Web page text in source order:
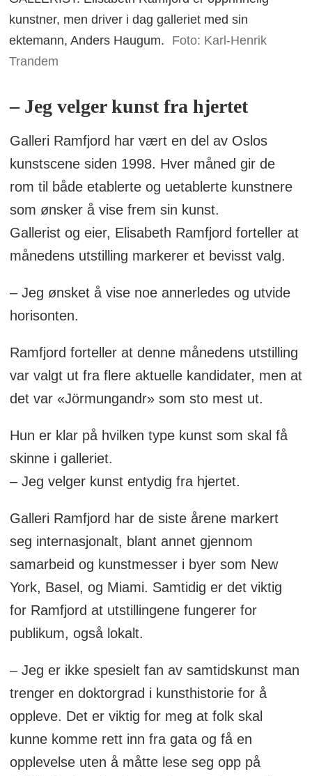
kunstner, men driver i dag galleriet med sin
ektemann, Anders Haugum.
Foto: Karl-Henrik
Trandem
– Jeg velger kunst fra hjertet
Galleri Ramfjord har vært en del av Oslos
kunstscene siden 1998. Hver måned gir de
rom til både etablerte og uetablerte kunstnere
som ønsker å vise frem sin kunst.
Gallerist og eier, Elisabeth Ramfjord forteller at
månedens utstilling markerer et bevisst valg.
– Jeg ønsket å vise noe annerledes og utvide
horisonten.
Ramfjord forteller at denne månedens utstilling
var valgt ut fra flere aktuelle kandidater, men at
det var «Jörmungandr» som sto mest ut.
Hun er klar på hvilken type kunst som skal få
skinne i galleriet.
– Jeg velger kunst entydig fra hjertet.
Galleri Ramfjord har de siste årene markert
seg internasjonalt, blant annet gjennom
samarbeid og kunstmesser i byer som New
York, Basel, og Miami. Samtidig er det viktig
for Ramfjord at utstillingene fungerer for
publikum, også lokalt.
– Jeg er ikke spesielt fan av samtidskunst man
trenger en doktorgrad i kunsthistorie for å
oppleve. Det er viktig for meg at folk skal
kunne komme rett inn fra gata og få en
opplevelse uten å måtte lese seg opp på